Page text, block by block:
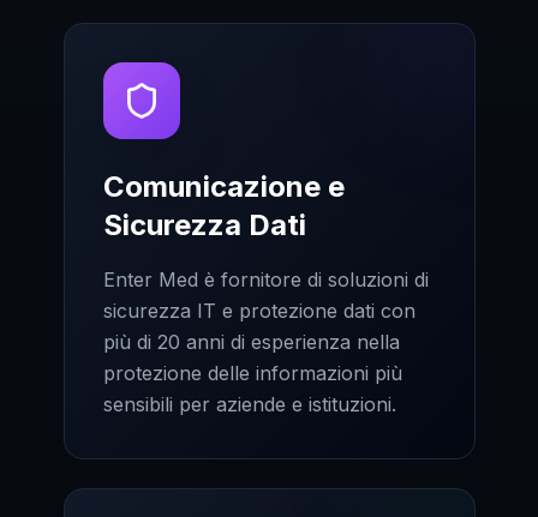
Comunicazione e
Sicurezza Dati
Enter Med è fornitore di soluzioni di
sicurezza IT e protezione dati con
più di 20 anni di esperienza nella
protezione delle informazioni più
sensibili per aziende e istituzioni.